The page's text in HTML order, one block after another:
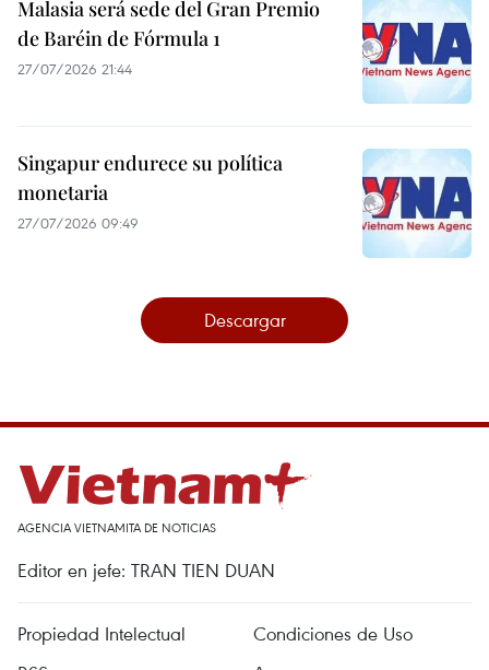
Malasia será sede del Gran Premio
de Baréin de Fórmula 1
27/07/2026 21:44
Singapur endurece su política
monetaria
27/07/2026 09:49
Descargar
AGENCIA VIETNAMITA DE NOTICIAS
Editor en jefe: TRAN TIEN DUAN
Propiedad Intelectual
Condiciones de Uso